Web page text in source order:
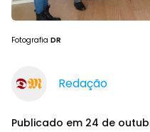
Fotografia DR
Redação
Publicado em 24 de